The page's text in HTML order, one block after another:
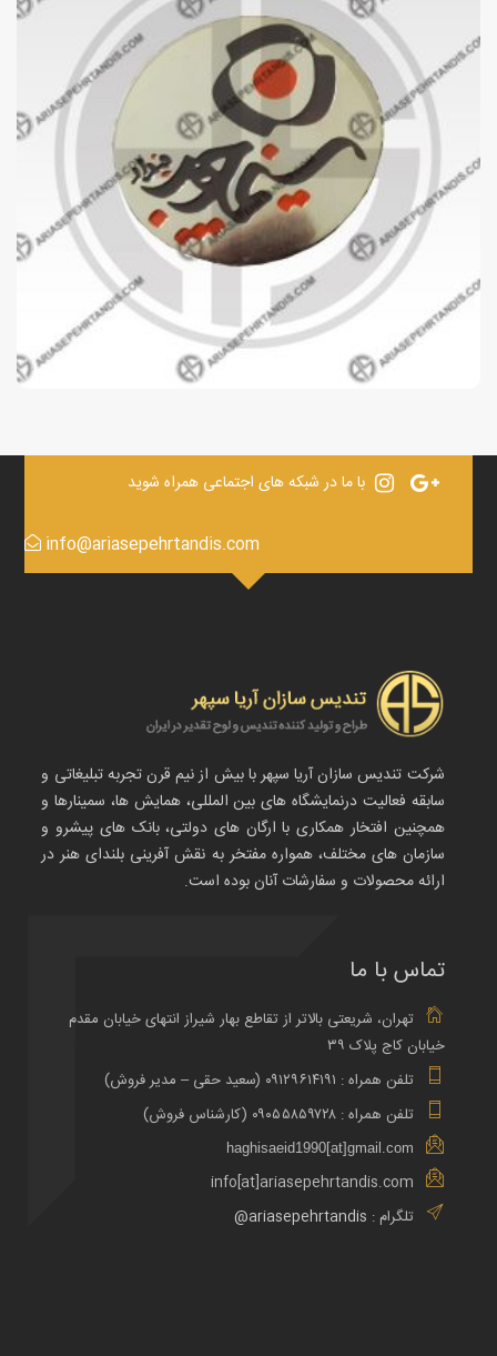
با ما در شبکه های اجتماعی همراه شوید
info@ariasepehrtandis.com
شرکت تندیس سازان آریا سپهر با بیش از نیم قرن تجربه تبلیغاتی و
سابقه فعالیت درنمایشگاه های بین المللی، همایش ها، سمینارها و
همچنین افتخار همکاری با ارگان های دولتی، بانک های پیشرو و
سازمان های مختلف، همواره مفتخر به نقش آفرینی بلندای هنر در
ارائه محصولات و سفارشات آنان بوده است.
تماس با ما
تهران، شریعتی بالاتر از تقاطع بهار شیراز انتهای خیابان مقدم
خیابان کاج پلاک ۳۹
تلفن همراه : ۰۹۱۲۹۶۱۴۱۹۱ (سعید حقی – مدیر فروش)
تلفن همراه : ۰۹۰۵۵۸۵۹۷۲۸ (کارشناس فروش)
haghisaeid1990[at]gmail.com
info[at]ariasepehrtandis.com
تلگرام : ariasepehrtandis@